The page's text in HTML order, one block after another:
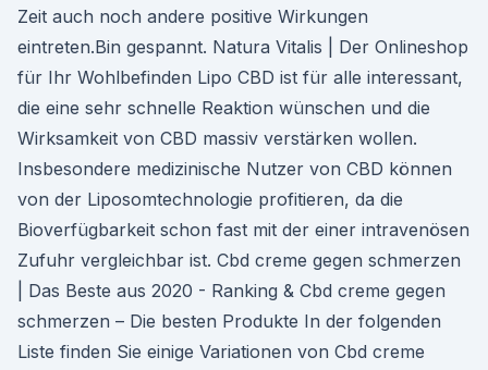
Zeit auch noch andere positive Wirkungen
eintreten.Bin gespannt. Natura Vitalis | Der Onlineshop
für Ihr Wohlbefinden Lipo CBD ist für alle interessant,
die eine sehr schnelle Reaktion wünschen und die
Wirksamkeit von CBD massiv verstärken wollen.
Insbesondere medizinische Nutzer von CBD können
von der Liposomtechnologie profitieren, da die
Bioverfügbarkeit schon fast mit der einer intravenösen
Zufuhr vergleichbar ist. Cbd creme gegen schmerzen
| Das Beste aus 2020 - Ranking & Cbd creme gegen
schmerzen – Die besten Produkte In der folgenden
Liste finden Sie einige Variationen von Cbd creme